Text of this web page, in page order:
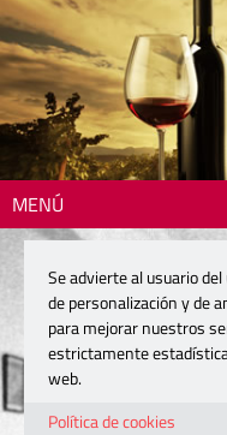
MENÚ
Se advierte al usuario
de personalización y de
para mejorar nuestros
estrictamente
web.
Política de cookies